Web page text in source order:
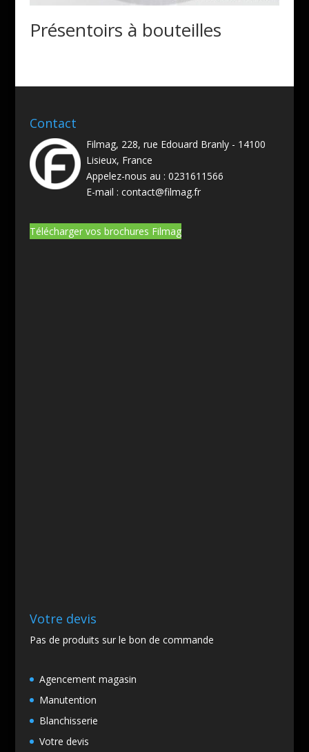
Présentoirs à bouteilles
Contact
Filmag, 228, rue Edouard Branly - 14100
Lisieux, France
Appelez-nous au : 0231611566
E-mail : contact@filmag.fr
Télécharger vos brochures Filmag
Votre devis
Pas de produits sur le bon de commande
Agencement magasin
Manutention
Blanchisserie
Votre devis